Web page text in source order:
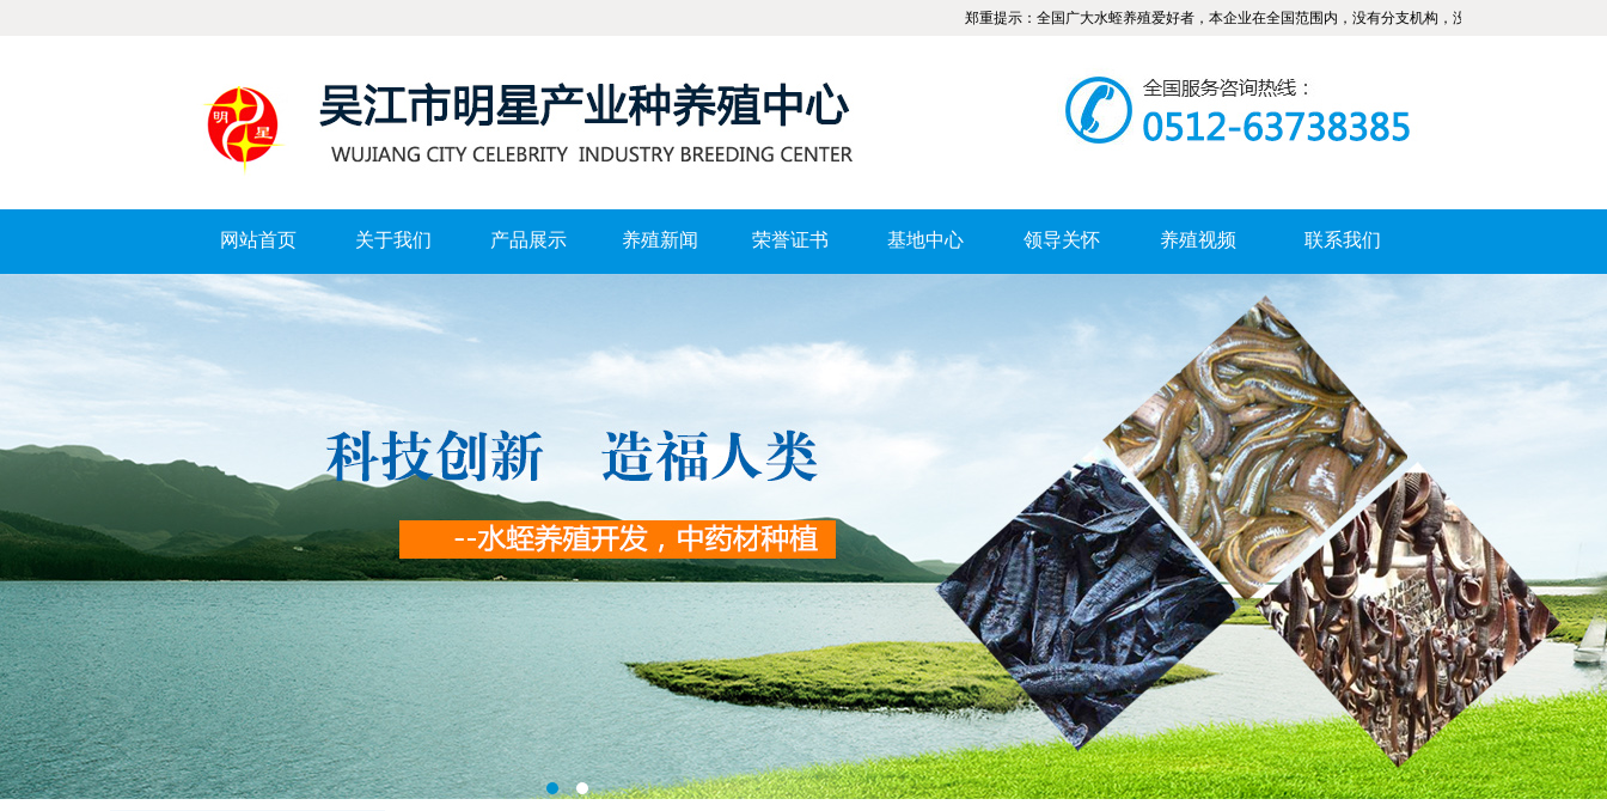
郑重提示：全国广大水蛭养殖爱好者，本企业在全国范围内，没有分支机构，没有联营合作和加盟招商，希
网站首页 关于我们 产品展示 养殖新闻 荣誉证书 基地中心 领导关怀 养殖视频 联系我们